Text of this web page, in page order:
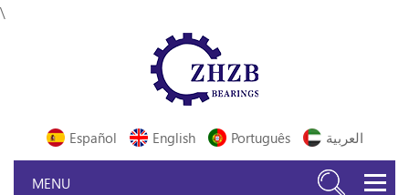
\
Español English Português العربية